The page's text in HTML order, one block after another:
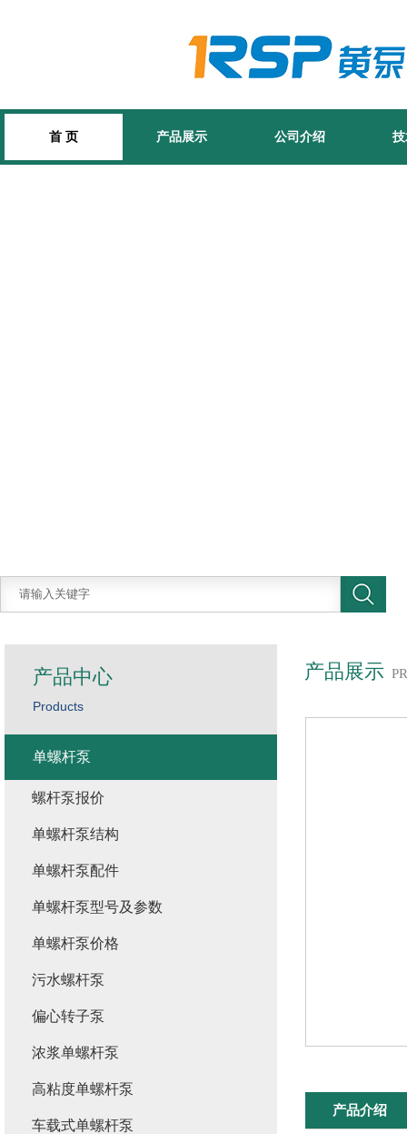
首 页 产品展示 公司介绍
产品展示
产品介绍
产品中心
Products
单螺杆泵
螺杆泵报价
单螺杆泵结构
单螺杆泵配件
单螺杆泵型号及参数
单螺杆泵价格
污水螺杆泵
偏心转子泵
浓浆单螺杆泵
高粘度单螺杆泵
车载式单螺杆泵